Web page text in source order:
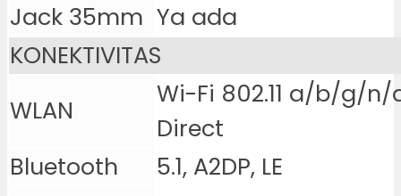
Jack 35mm Ya ada
KONEKTIVITAS
WLAN
Wi-Fi 802.11 a/b/g/
Direct
Bluetooth
5.1, A2DP, LE